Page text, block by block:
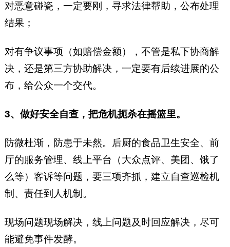
对恶意碰瓷，一定要刚，寻求法律帮助，公布处理
结果；
对有争议事项（如赔偿金额），不管是私下协商解
决，还是第三方协助解决，一定要有后续进展的公
布，给公众一个交代。
3、做好安全自查，把危机扼杀在摇篮里。
防微杜渐，防患于未然。后厨的食品卫生安全、前
厅的服务管理、线上平台（大众点评、美团、饿了
么等）客诉等问题，要三项齐抓，建立自查巡检机
制、责任到人机制。
现场问题现场解决，线上问题及时回应解决，尽可
能避免事件发酵。